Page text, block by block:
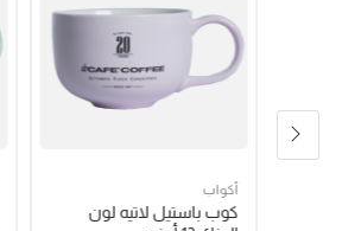
أكواب
كوب باستيل لاتيه لون